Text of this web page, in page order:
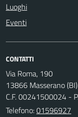
Luoghi
Eventi
CONTATTI
Via Roma, 190
13866 Masserano (BI)
C.F. 00241500024 -
Telefono:01596927